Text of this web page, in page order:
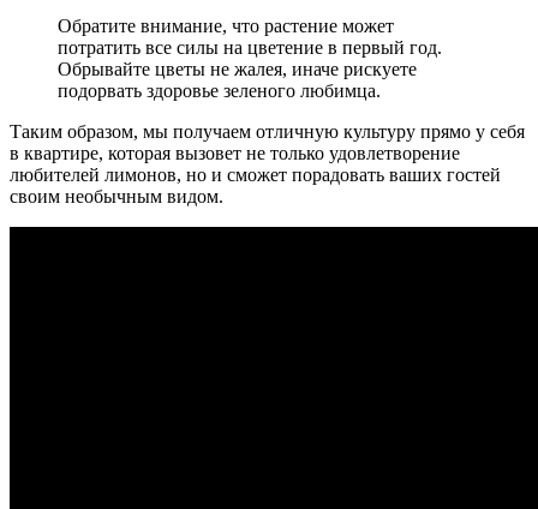
Обратите внимание, что растение может
потратить все силы на цветение в первый год.
Обрывайте цветы не жалея, иначе рискуете
подорвать здоровье зеленого любимца.
Таким образом, мы получаем отличную культуру прямо у себя
в квартире, которая вызовет не только удовлетворение
любителей лимонов, но и сможет порадовать ваших гостей
своим необычным видом.